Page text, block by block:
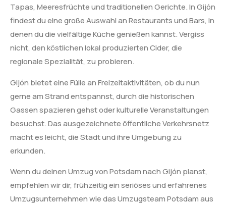
Tapas, Meeresfrüchte und traditionellen Gerichte. In Gijón
findest du eine große Auswahl an Restaurants und Bars, in
denen du die vielfältige Küche genießen kannst. Vergiss
nicht, den köstlichen lokal produzierten Cider, die
regionale Spezialität, zu probieren.
Gijón bietet eine Fülle an Freizeitaktivitäten, ob du nun
gerne am Strand entspannst, durch die historischen
Gassen spazieren gehst oder kulturelle Veranstaltungen
besuchst. Das ausgezeichnete öffentliche Verkehrsnetz
macht es leicht, die Stadt und ihre Umgebung zu
erkunden.
Wenn du deinen Umzug von Potsdam nach Gijón planst,
empfehlen wir dir, frühzeitig ein seriöses und erfahrenes
Umzugsunternehmen wie das Umzugsteam Potsdam aus